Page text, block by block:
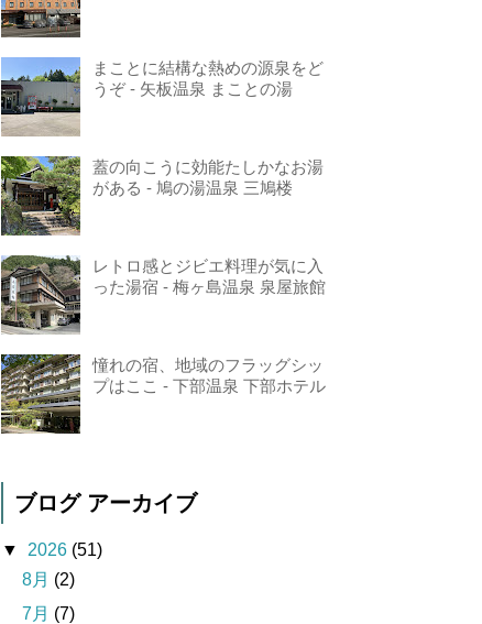
まことに結構な熱めの源泉をど
うぞ - 矢板温泉 まことの湯
蓋の向こうに効能たしかなお湯
がある - 鳩の湯温泉 三鳩楼
レトロ感とジビエ料理が気に入
った湯宿 - 梅ヶ島温泉 泉屋旅館
憧れの宿、地域のフラッグシッ
プはここ - 下部温泉 下部ホテル
ブログ アーカイブ
▼ 2026 (51)
8月 (2)
7月 (7)